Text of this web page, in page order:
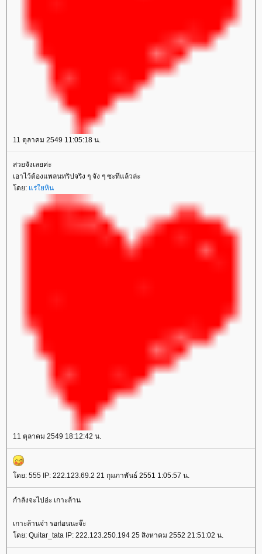
11 ตุลาคม 2549 11:05:18 น.
สวยจังเลยค่ะ
เอาไว้ต้องแพลนทริปจริง ๆ จัง ๆ ซะทีแล้วล่ะ
ดย: ร่ใยหิน
11 ตุลาคม 2549 18:12:42 น.
ดย: 555 IP: 222.123.69.2 21 กุมภาพันธ์ 2551 1:05:57 น.
กำลังจะไปอ่ะ เกาะล้าน
เกาะล้านจ๋า รอก่อนนะจ๊ะ
ดย: Quitar_tata IP: 222.123.250.194 25 สิงหาคม 2552 21:51:02 น.